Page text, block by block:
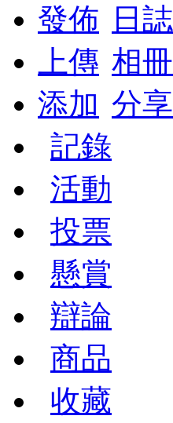
發佈
日誌
上傳 相冊
添加 分享
記錄
活動
投票
懸賞
辯論
商品
收藏